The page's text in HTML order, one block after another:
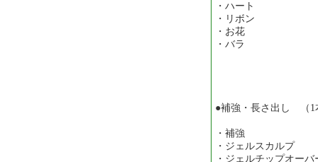
・ハート …
・リボン …
・お花 …
・バラ …
●補強・長さ出し （1
・補強 ￥
・ジェルスカル
・ジェルチップオ